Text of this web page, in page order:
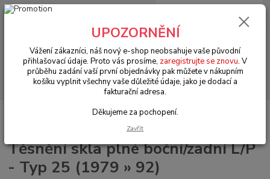
Menu
Hledat
+420 602 330 329
0 Kč
VW Transporter T.25 (1979 » 92)
Okna & těsnění (Windows &
Těsnění skla plné boční/zadní L/P
- Typ 25 (1979 » 92)
UPOZORNĚNÍ
Vážení zákazníci, náš nový e-shop neobsahuje vaše původní
přihlašovací údaje. Proto vás prosíme, zaregistrujte se znovu. V
průběhu zadání vaší první objednávky pak můžete v nákupním
košíku vyplnit všechny vaše důležité údaje, jako je dodací a
fakturační adresa.
Děkujeme za pochopení.
Zavřít